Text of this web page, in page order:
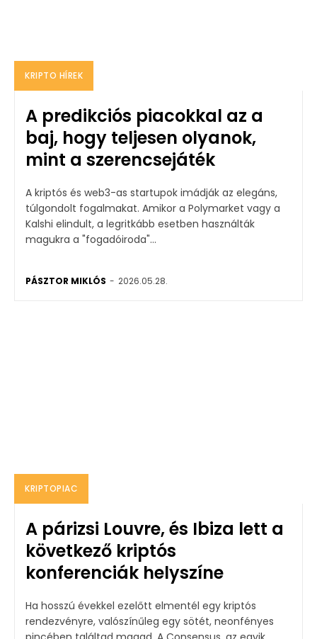
KRIPTO HÍREK
A predikciós piacokkal az a
baj, hogy teljesen olyanok,
mint a szerencsejáték
A kriptós és web3-as startupok imádják az elegáns,
túlgondolt fogalmakat. Amikor a Polymarket vagy a
Kalshi elindult, a legritkább esetben használták
magukra a "fogadóiroda"...
PÁSZTOR MIKLÓS - 2026.05.28.
KRIPTOPIAC
A párizsi Louvre, és Ibiza lett a
következő kriptós
konferenciák helyszíne
Ha hosszú évekkel ezelőtt elmentél egy kriptós
rendezvényre, valószínűleg egy sötét, neonfényes